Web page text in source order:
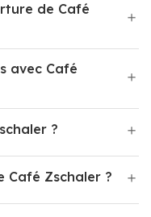
de Café
avec Café
?
Café Zschaler ?